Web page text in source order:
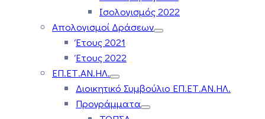
Ισολογισμός 2022
Απολογισμοί Δράσεων
Έτους 2021
Έτους 2022
ΕΠ.ΕΤ.ΑΝ.ΗΛ.
Διοικητικό Συμβούλιο ΕΠ.ΕΤ.ΑΝ.ΗΛ.
Προγράμματα